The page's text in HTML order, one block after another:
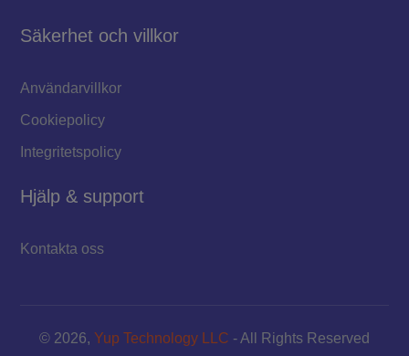
Säkerhet och villkor
Användarvillkor
Cookiepolicy
Integritetspolicy
Hjälp & support
Kontakta oss
© 2026, Yup Technology LLC - All Rights Reserved